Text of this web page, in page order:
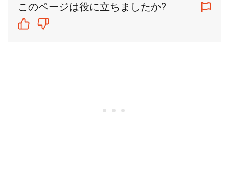
このページは役に立ちましたか?